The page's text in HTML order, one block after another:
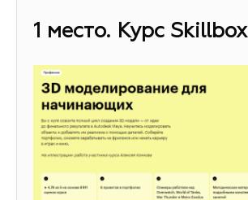
1 место. Курс Skillbox